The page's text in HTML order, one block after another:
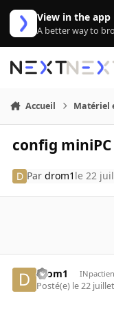
Aller au contenu
View in the app
A better way to
Accueil Matériel
config
Pardrom1 le 22
drom1 INpactien
Posté(e) le 22